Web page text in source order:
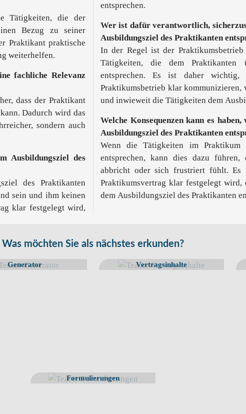
Tätigkeiten, die der
Bezug zu seiner
Praktikant praktische
weiterhelfen.
fachliche Relevanz
dass der Praktikant
Dadurch wird das
sondern auch
Ausbildungsziel des
des Praktikanten
sein und ihm keinen
klar festgelegt wird,
entsprechen.
Wer ist dafür verantwortlich,
Ausbildungsziel des Praktikanten
In der Regel ist der
Tätigkeiten, die dem Praktikanten
entsprechen. Es ist daher
Praktikumsbetrieb klar kommunizieren,
und inwieweit die Tätigkeiten dem
Welche Konsequenzen kann es
Ausbildungsziel des Praktikanten
Wenn die Tätigkeiten im Praktikum
entsprechen, kann dies dazu
abbricht oder sich frustriert fühlt. Es
Praktikumsvertrag klar festgelegt
dem Ausbildungsziel des Praktikanten
Was möchten Sie als nächstes erkunden?
Generator Vertragsinhalte
Formulierungen